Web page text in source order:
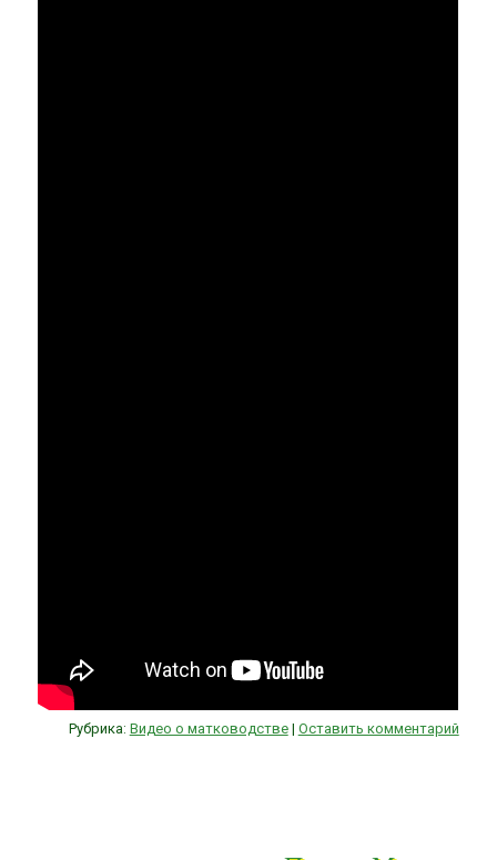
Рубрика: Видео о матководстве | Оставить комментарий